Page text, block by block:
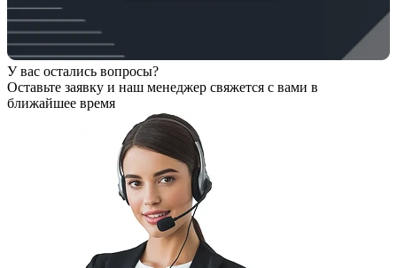
У вас остались вопросы?
Оставьте заявку и наш менеджер свяжется с вами в
ближайшее время